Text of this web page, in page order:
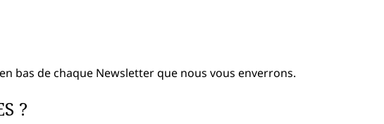
bas de chaque Newsletter que nous vous enverrons.
?